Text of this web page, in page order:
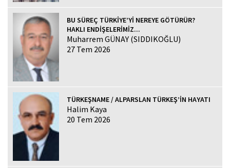
BU SÜREÇ TÜRKİYE’Yİ NEREYE GÖTÜRÜR?
HAKLI ENDİŞELERİMİZ...
Muharrem GÜNAY (SIDDIKOĞLU)
27 Tem 2026
TÜRKEŞNAME / ALPARSLAN TÜRKEŞ’İN HAYATI
Halim Kaya
20 Tem 2026